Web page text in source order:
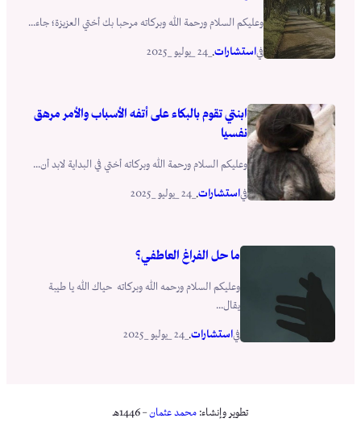
وعليكم السلام ورحمة الله وبركاته مرحبا بك أختي العزيزة؛ جاء...
فياستشارات.
ابنتي تقوم بالبكاء على أتفه الأسباب والأمر مرهق
نفسيا
وعليكم السلام ورحمة الله وبركاته أختي في البداية لابد أن...
فياستشارات. _24 _يوليو _2025
ما حل الفراغ العاطفي؟
وعليكم السلام ورحمه الله وبركاته حياك الله يا طيبة
يقال...
فياستشارات.
تطوير وإنشاء: محمد عثمان– 1446هـ